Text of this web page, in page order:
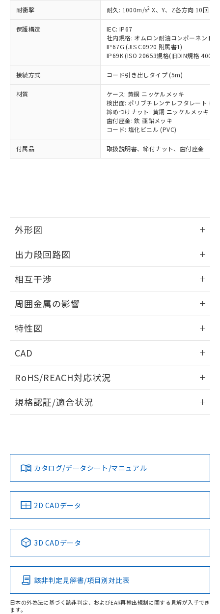
耐衝撃 耐久: 1000m/s2 X、Y、Z各方向 10回
保護構造
IEC: IP67
社内規格: オムロン耐油コンポーネント
IP67G (JIS C0920 附属書1)
IP69K (ISO 20653規格(旧DIN規格
接続方式 コード引き出しタイプ (5m)
材質
ケース: 黄銅 ニッケルメッキ
検出面: ポリブチレンテレフタレート
締めつけナット: 黄銅 ニッケルメッキ
歯付座金: 鉄 亜鉛メッキ
コード: 塩化ビニル (PVC)
付属品 取扱説明書、締付ナット、歯付座金
外形図
外形図
出力段回路図
出力段回路図
タイムチャート
相互干渉
相互干渉
A: 40mm以上、B: 30mm以上
周囲金属の影響
周囲金属の影響
上、n: 20mm以上
特性図
検出物体の大きさと材質による影響
検出領域
CAD
ドすることができます。
ログイン/会員登録
ダウンロードデータをご利用いただく前に、以下を必ずお読
みください。
ソフトウェアの使用条件
RoHS/REACH対応状況
EU RoHS 注意事項・凡例
対応済み
中国 RoHS 注意事項・凡例
Pb Hg Cd Cr(VI)
O
規格認証/適合状況
LR型式承認
（イギリス
船舶規格）
DNV型式承認
（ノルウェー
BV型式承認
（フランス
KR型式
（韓国
No No No No
この製品の規格認証/適合状況ページへ
その他の認証はこちらのページからご検索ください
カタログ/データシート/マニュアル
2D CADデータ
3D CADデータ
該非判定見解書/項目別対比表
日本の外為法に基づく該非判定、およびEAR再輸出規制に関する見解が入手でき
ます。
覧された時点での実際の在庫および標
準価格とは異なる場合があることをご
了承ください。
正式な納期状況および標準価格はお客
様のお取引先、またはお客様担当のオ
ムロン制御機器販売店・当社販売員に
ご相談ください。
オムロン制御機器販売店や当社販売拠
販売ネットワーク
」をご確認
在庫状況および標準価格結果を当社の
事前の承諾なく第三者に漏洩または開
示しないようお願いします。
マイパーツ機能（部品リスト作成サー
ビス）をご利用いただくには、I-Web
品・サービスに関するお客様との取
※当社の共同利用者とは、
の共同利用に関して"
用者の範囲」に記載されている法人を
鉛(Pb) 1000ppm以下、 水銀(Hg) 1000ppm以下、 カド
ミウム(Cd) 100ppm以下、
六価クロム(Cr(Ⅵ)) 1000ppm以下、ポリ臭化ビフェニル
類(PBB) 1000ppm以下、ポリ臭化ジフェニルエーテル類
(PBDE) 1000ppm以下、フタル酸ビス(2-エチルヘキシ
ル) (DEHP)(別名：DOP) 1000ppm以下、フタル酸ブチ
ルベンジル（BBP） 1000ppm以下、フタル酸ジブチル
（DBP） 1000ppm以下、フタル酸ジイソブチル
適用除外項目は除く。
フタル酸エステル類の４物質については閾値を超える意
図的な使用がないことを確認しています。
部品在庫の切り替え状況などにより、予定
月が前後することがあります。
とができます。
EU RoHS指令（10物質）の非含有証明書
51物質の非含有証明書（当社基準）
※本証明書は発行日時点で非含有を証明す
るもので、過去に遡って非含有を証明する
ものではありません。
物質の対応では、対応完了までの期間は出
荷製品に未対応品が混在することから備考
欄に対応日を記載しておりました。
既に当社にて対応品への在庫切替を完了
*中国RoHS10物質の基準値 (GB/T26572)：
Pb(鉛) :1000ppm、 Hg(水銀) : 1000ppm、 Cd(カドミウ
Cr(Ⅵ)(六価クロム) : 1000ppm、 PBBs(ポリ臭化ビフェ
ニル類) : 1000ppm、 PBDEs(ポリ臭化ジフェニルエーテ
DBP(フタル酸ジブチル) : 1000ppm、 DIBP(フタル酸ジ
イソブチル) : 1000ppm、 BBP(フタル酸ブチルベンジ
DEHP(フタル酸ビス(2-エチルヘキシル)) : 1000ppm
※2 環境保護使用期限
「ｅ」：有害物質（10物質）のすべてが基
準値以下であることを示します。
「10」：通常の使用状況下において有害物
質が外部に漏えいし、環境に深刻な影響を
及ぼさない年数を意味します。
国政府の輸出許可(または役務取引許
可)を取得するなどの必要な手続きを
当社は規制貨物を破棄する場合は、完
全に破砕するなど、違法に輸出されな
いよう必要な手段を講じます。
当社は貴社製品を、核兵器、ミサイ
ル、化学兵器、生物兵器またはその他
武器並びにこれらの製造装置等に一切
使用いたしません。
当社は、貴社製品を第三者に販売する
場合は、上記1、2および3の内容を当
該第三者に通知します。また当社は、
販売先および販売に係わる関係者が違
法に輸出するおそれがある場合は、取
一定数以上の在庫あり
一定数には満たないが在庫あり
在庫なし(最新の在庫状況につ
いては、お客様のお取引先、ま
たはお客様担当のオムロン制御
機器販売店・当社販売員にご確
認ください)
白
受注生産機種、また在庫状況の
情報を公開していない機種